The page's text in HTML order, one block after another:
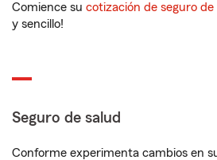
Comience su cotización de seguro de
y sencillo!
Seguro de salud
Conforme experimenta cambios en